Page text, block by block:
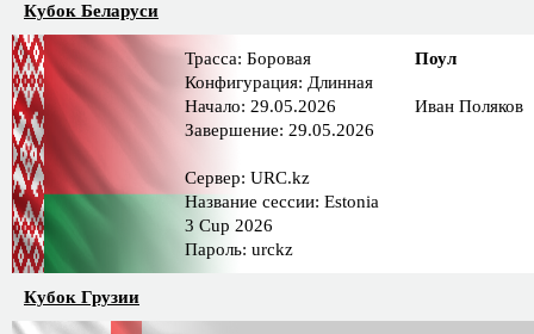
Кубок Беларуси
Трасса: Боровая
Конфигурация: Длинная
Начало: 29.05.2026
Завершение: 29.05.2026
Сервер: URC.kz
Название сессии: Estonia
3 Cup 2026
Пароль: urckz
Поул
Иван Поляков
Кубок Грузии